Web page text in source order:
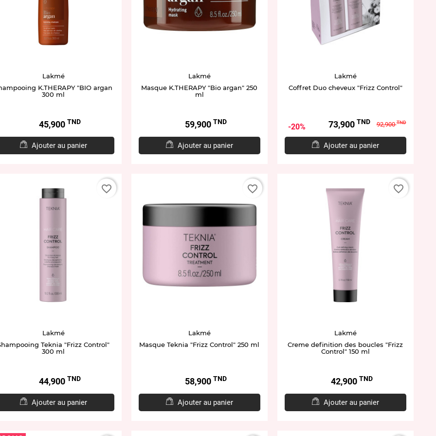
Lakmé
K.THERAPY "BIO argan
300 ml
Prix45,900 TND
Ajouter au panier
Lakmé
Masque K.THERAPY "Bio argan" 250
ml
Prix59,900 TND
Ajouter au panier
Lakmé
Coffret Duo cheveux "Frizz Control"
20% Prix73,900 TNDPrix
base
92,900TND
Ajouter au panier
Lakmé
Teknia "Frizz Control"
300 ml
Prix44,900 TND
Ajouter au panier
favorite_border
Lakmé
Masque Teknia "Frizz Control" 250 ml
Prix58,900 TND
Ajouter au panier
favorite_border
Lakmé
Creme definition des boucles "Frizz
Control" 150 ml
Prix42,900 TND
Ajouter au panier
favorite_border